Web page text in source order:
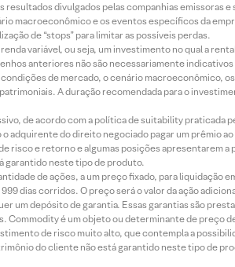
divulgados pelas companhias emissoras
macroeconômico e os eventos específicos da
de “stops” para limitar as possíveis perdas.
variável, ou seja, um investimento no qual a
anteriores não são necessariamente
de mercado, o cenário macroeconômico,
A duração recomendada para o
de acordo com a política de suitability praticada
adquirente do direito negociado pagar um prêmio
e retorno e algumas posições apresentarem
garantido neste tipo de produto.
de ações, a um preço fixado, para liquidação
dias corridos. O preço será o valor da ação
um depósito de garantia. Essas garantias são
é um objeto ou determinante de preço
de risco muito alto, que contempla a
do cliente não está garantido neste tipo de